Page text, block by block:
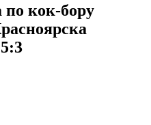
по кок-бору